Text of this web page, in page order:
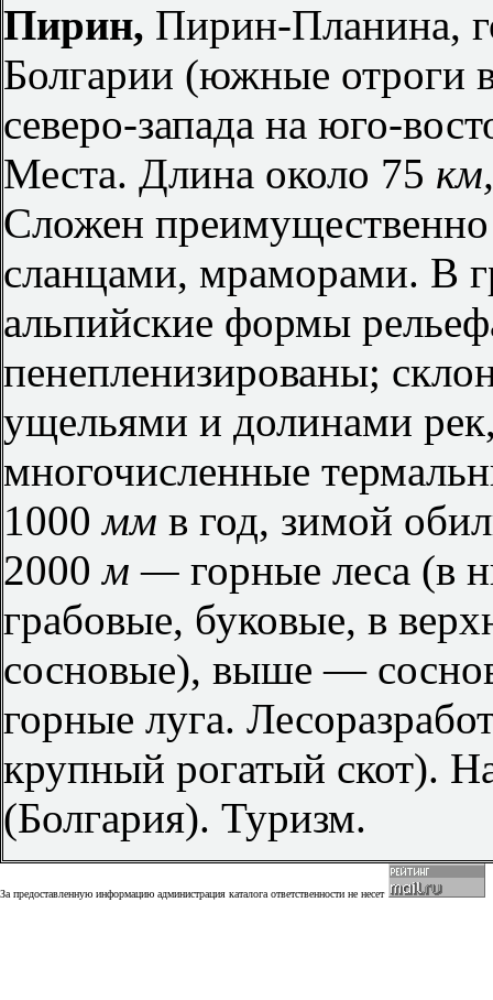
Пирин, Пирин-Планина,
Болгарии (южные отроги
северо-запада на юго-
Места. Длина около 75 км,
Сложен
сланцами, мраморами. В
альпийские формы
пенепленизированы;
ущельями и долинами
многочисленные
1000мм в год, зимой
2000м — горные леса (в
грабовые, буковые, в
сосновые), выше —
горные луга.
крупный рогатый скот).
(Болгария). Туризм.
За предоставленную информацию администрация каталога ответственности не несет